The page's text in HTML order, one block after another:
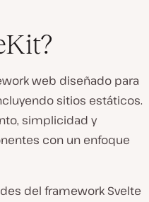
web diseñado para
sitios estáticos.
simplicidad y
con un enfoque
del framework Svelte